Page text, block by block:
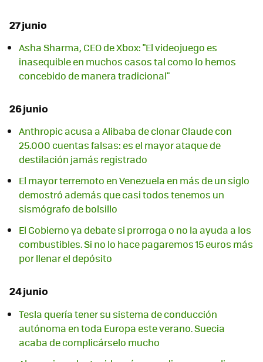
27 junio
Asha Sharma, CEO de Xbox: "El videojuego es
inasequible en muchos casos tal como lo hemos
concebido de manera tradicional"
26 junio
Anthropic acusa a Alibaba de clonar Claude con
25.000 cuentas falsas: es el mayor ataque de
destilación jamás registrado
El mayor terremoto en Venezuela en más de un siglo
demostró además que casi todos tenemos un
sismógrafo de bolsillo
El Gobierno ya debate si prorroga o no la ayuda a los
combustibles. Si no lo hace pagaremos 15 euros más
por llenar el depósito
24 junio
Tesla quería tener su sistema de conducción
autónoma en toda Europa este verano. Suecia
acaba de complicárselo mucho